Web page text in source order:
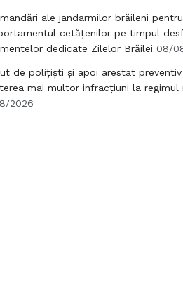
ale jandarmilor brăileni pentru
cetățenilor pe timpul
dedicate Zilelor Brăilei 08/
de polițiști și apoi arestat
mai multor infracțiuni la regimul
2026